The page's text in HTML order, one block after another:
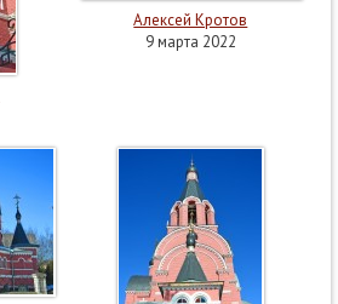
Алексей Кротов
9 марта 2022